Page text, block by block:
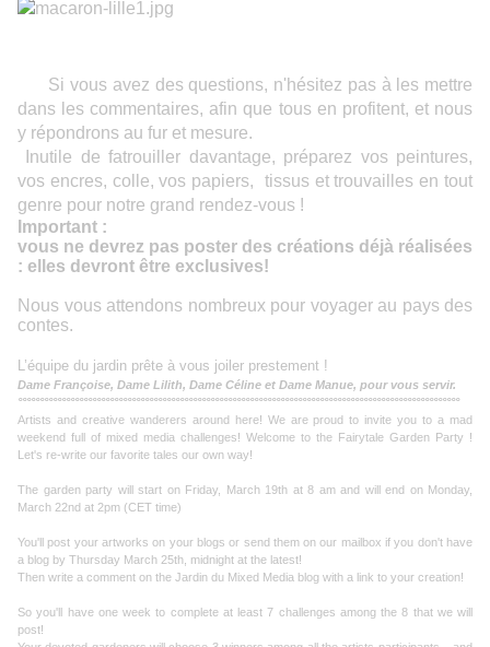
Si vous avez des questions, n'hésitez pas à les mettre
dans les commentaires, afin que tous en profitent, et nous
y répondrons au fur et mesure.
Inutile de fatrouiller davantage, préparez vos peintures,
vos encres, colle, vos papiers, tissus et trouvailles en tout
genre pour notre grand rendez-vous !
Important :
vous ne devrez pas poster des créations déjà réalisées
: elles devront être exclusives!
Nous vous attendons nombreux pour voyager au pays des
contes.
L’équipe du jardin prête à vous joiler prestement !
Dame Françoise, Dame Lilith, Dame Céline et Dame Manue, pour vous servir.
°°°°°°°°°°°°°°°°°°°°°°°°°°°°°°°°°°°°°°°°°°°°°°°°°°°°°°°°°°°°°°°°°°°°°°°°°°°°°°°°°°°°°°°°°°°°°°°°°°°°°
Artists and creative wanderers around here! We are proud to invite you to a mad
weekend full of mixed media challenges! Welcome to the Fairytale Garden Party !
Let's re-write our favorite tales our own way!
The garden party will start on Friday, March 19th at 8 am and will end on Monday,
March 22nd at 2pm (CET time)
You'll post your artworks on your blogs or send them on our mailbox if you don't have
a blog by Thursday March 25th, midnight at the latest!
Then write a comment on the Jardin du Mixed Media blog with a link to your creation!
So you'll have one week to complete at least 7 challenges among the 8 that we will
post!